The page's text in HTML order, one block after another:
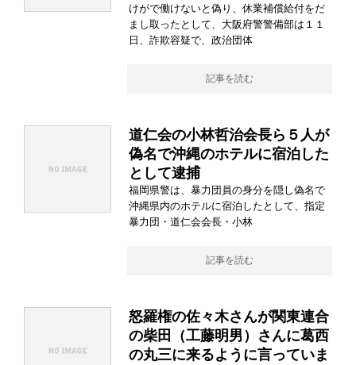
けがで働けないと偽り、休業補償給付をだ
まし取ったとして、大阪府警警備部は１１
日、詐欺容疑で、政治団体
記事を読む
道仁会の小林哲治会長ら５人が
偽名で沖縄のホテルに宿泊した
として逮捕
福岡県警は、暴力団員の身分を隠し偽名で
沖縄県内のホテルに宿泊したとして、指定
暴力団・道仁会会長・小林
記事を読む
怒羅権の佐々木さんが関東連合
の柴田（工藤明男）さんに葛西
の丸三に来るように言っていま